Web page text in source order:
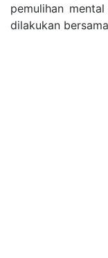
pemulihan
dilakukan